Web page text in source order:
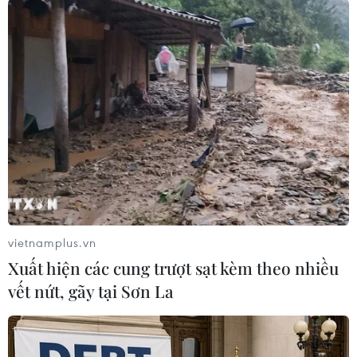
#Thiết bị an ninh #Afghanistan
#Vladimir Putin
#Taliban
#Tin tức thế giới #VietnamPlus
Ấn Độ
Theo dõi VietnamPlus
TIN LIÊN QUAN
vietnamplus.vn
Xuất hiện các cung trượt sạt kèm theo nhiều
vết nứt, gãy tại Sơn La